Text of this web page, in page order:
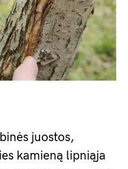
juostos,
kamieną lipniąja